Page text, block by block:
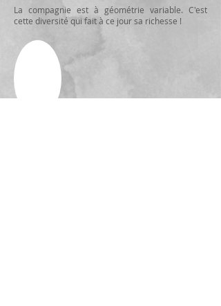
La compagnie est à géométrie variable. C'est
cette diversité qui fait à ce jour sa richesse !